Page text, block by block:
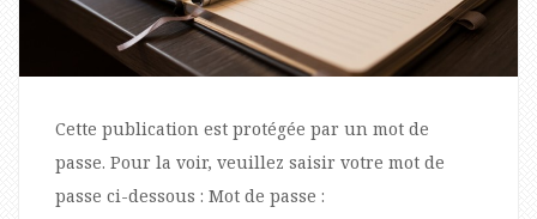
Cette publication est protégée par un mot de
passe. Pour la voir, veuillez saisir votre mot de
passe ci-dessous : Mot de passe :